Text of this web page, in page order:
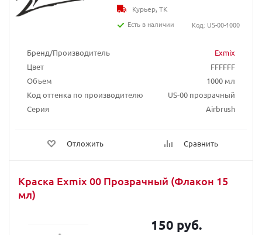
Бренд/Производитель
Exmix
Цвет
FFFFFF
Объем
1000 мл
Код оттенка по производителю
US-00 прозрачный
Серия
Airbrush
Отложить Сравнить
Курьер, ТК
Есть в наличии
Код: US-00-1000
Краска Exmix 00 Прозрачный (Флакон 15
мл)
150 руб.